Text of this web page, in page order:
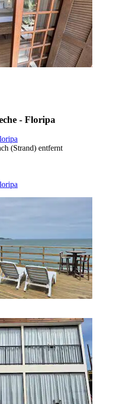
- Floripa
(Strand) entfernt